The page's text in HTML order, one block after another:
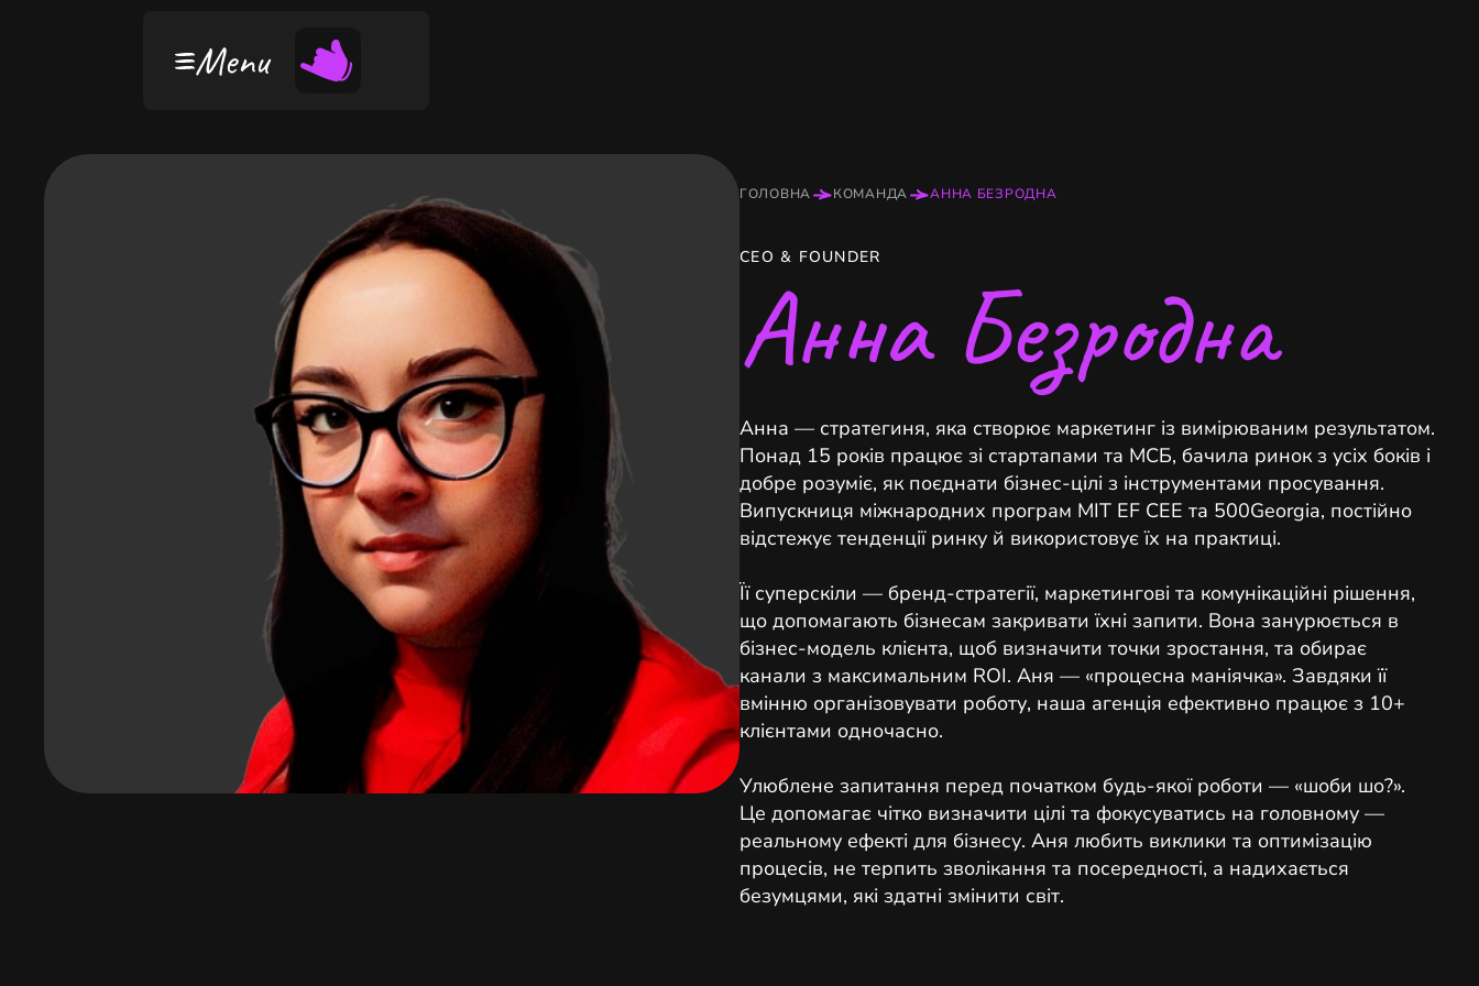
Menu
ГОЛОВНА КОМАНДА АННА БЕЗРОДНА
CEO & FOUNDER
Анна Безродна
Анна — стратегиня, яка створює маркетинг із вимірюваним результатом.
Понад 15 років працює зі стартапами та МСБ, бачила ринок з усіх боків і
добре розуміє, як поєднати бізнес-цілі з інструментами просування.
Випускниця міжнародних програм MIT EF CEE та 500Georgia, постійно
відстежує тенденції ринку й використовує їх на практиці.
Її суперскіли — бренд-стратегії, маркетингові та комунікаційні рішення,
що допомагають бізнесам закривати їхні запити. Вона занурюється в
бізнес-модель клієнта, щоб визначити точки зростання, та обирає
канали з максимальним ROI. Аня — «процесна маніячка». Завдяки її
вмінню організовувати роботу, наша агенція ефективно працює з 10+
клієнтами одночасно.
Улюблене запитання перед початком будь-якої роботи — «шоби шо?».
Це допомагає чітко визначити цілі та фокусуватись на головному —
реальному ефекті для бізнесу. Аня любить виклики та оптимізацію
процесів, не терпить зволікання та посередності, а надихається
безумцями, які здатні змінити світ.